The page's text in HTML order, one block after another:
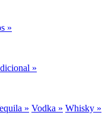
»
»
» Vodka » Whisky »